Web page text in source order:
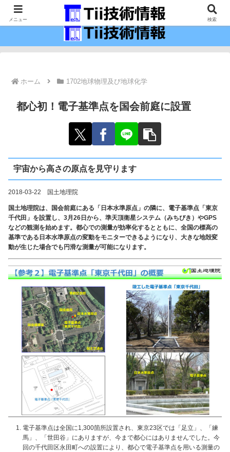
最新の科学技術の情報インフラ。
ホーム 1702地球物理及び地球化学
都心初！電子基準点を国会前庭に設置
宇宙から高さの原点を見守ります
2018-03-22 国土地理院
国土地理院は、国会前庭にある「日本水準原点」の隣に、電子基準点「東京
千代田」を設置し、3月26日から、準天頂衛星システム（みちびき）やGPS
などの観測を始めます。都心での測量が効率化するとともに、全国の標高の
基準である日本水準原点の変動をモニターできるようになり、大きな地殻変
動が生じた場合でも円滑な測量が可能になります。
電子基準点は全国に1,300箇所設置され、東京23区では「足立」、「練
馬」、「世田谷」にありますが、今まで都心にはありませんでした。今
回の千代田区永田町への設置により、都心で電子基準点を用いる測量の
メニュー 検索